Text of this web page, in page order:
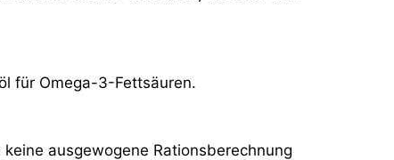
für Omega-3-Fettsäuren.
ausgewogene Rationsberechnung